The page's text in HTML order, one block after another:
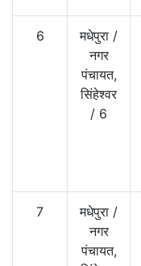
6 मधेपुरा /
नगर
पंचायत,
सिंहेश्वर
/ 6
7 मधेपुरा /
नगर
पंचायत,